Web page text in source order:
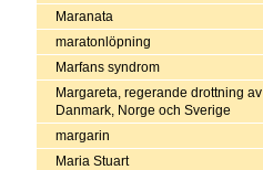
Maranata
maratonlöpning
Marfans syndrom
Margareta, regerande drottning av
Danmark, Norge och Sverige
margarin
Maria Stuart